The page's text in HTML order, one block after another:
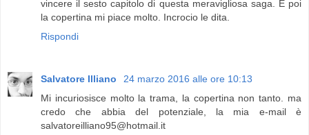
vincere il sesto capitolo di questa meravigliosa saga. E poi
la copertina mi piace molto. Incrocio le dita.
Rispondi
Salvatore Illiano
24 marzo 2016 alle ore 10:13
Mi incuriosisce molto la trama, la copertina non tanto. ma
credo che abbia del potenziale, la mia e-mail è
salvatoreilliano95@hotmail.it